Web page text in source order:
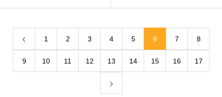
1 2 3 4 5 6 7 8
9 10 11 12 13 14 15 16 17